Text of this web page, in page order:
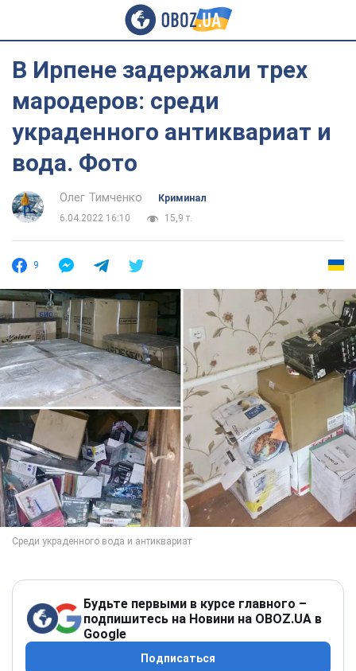
В Ирпене задержали трех
мародеров: среди
украденного антиквариат и
вода. Фото
Олег Тимченко
Криминал
6.04.2022 16:10
15,9 т.
9
Будьте первыми в курсе главного –
подпишитесь на Новини на OBOZ.UA в
Google
Подписаться